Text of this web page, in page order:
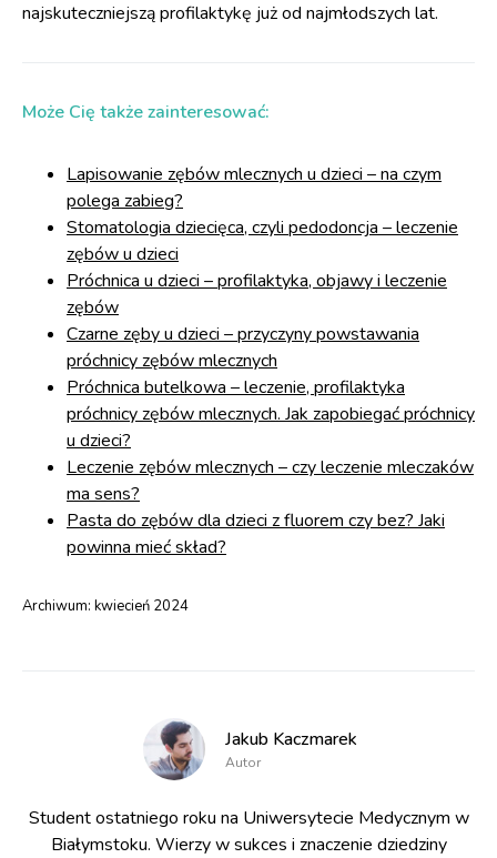
najskuteczniejszą profilaktykę już od najmłodszych lat.
Może Cię także zainteresować:
Lapisowanie zębów mlecznych u dzieci – na czym
polega zabieg?
Stomatologia dziecięca, czyli pedodoncja – leczenie
zębów u dzieci
Próchnica u dzieci – profilaktyka, objawy i leczenie
zębów
Czarne zęby u dzieci – przyczyny powstawania
próchnicy zębów mlecznych
Próchnica butelkowa – leczenie, profilaktyka
próchnicy zębów mlecznych. Jak zapobiegać próchnicy
u dzieci?
Leczenie zębów mlecznych – czy leczenie mleczaków
ma sens?
Pasta do zębów dla dzieci z fluorem czy bez? Jaki
powinna mieć skład?
Archiwum: kwiecień 2024
Jakub Kaczmarek
Autor
Student ostatniego roku na Uniwersytecie Medycznym w
Białymstoku. Wierzy w sukces i znaczenie dziedziny